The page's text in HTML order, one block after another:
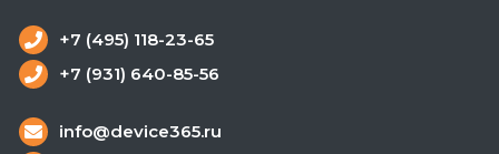
+7 (495) 118-23-65
+7 (931) 640-85-56
info@device365.ru